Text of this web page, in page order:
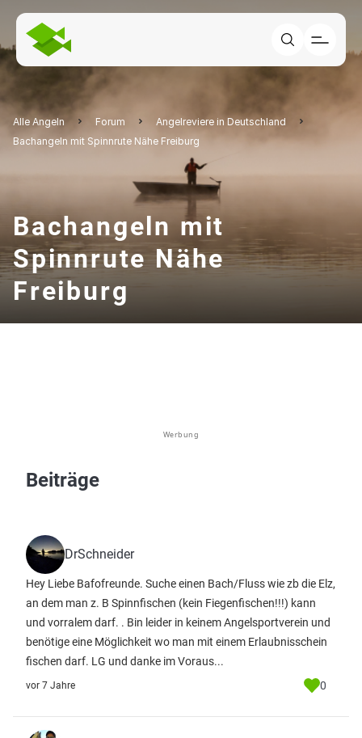
Alle Angeln Forum
Angelreviere in Deutschland
Bachangeln mit Spinnrute Nähe Freiburg
Bachangeln mit
Spinnrute Nähe
Freiburg
Werbung
Beiträge
DrSchneider
Hey Liebe Bafofreunde. Suche einen Bach/Fluss wie zb die Elz,
an dem man z. B Spinnfischen (kein Fiegenfischen!!!) kann
und vorralem darf. . Bin leider in keinem Angelsportverein und
benötige eine Möglichkeit wo man mit einem Erlaubnisschein
fischen darf. LG und danke im Voraus...
vor 7 Jahre 0